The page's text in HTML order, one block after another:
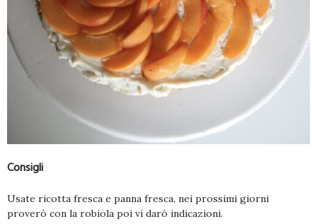
Consigli
Usate ricotta fresca e panna fresca, nei prossimi giorni
proverò con la robiola poi vi darò indicazioni.